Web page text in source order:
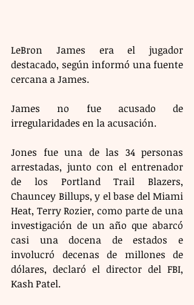
LeBron James era el jugador
destacado, según informó una fuente
cercana a James.
James no fue acusado de
irregularidades en la acusación.
Jones fue una de las 34 personas
arrestadas, junto con el entrenador
de los Portland Trail Blazers,
Chauncey Billups, y el base del Miami
Heat, Terry Rozier, como parte de una
investigación de un año que abarcó
casi una docena de estados e
involucró decenas de millones de
dólares, declaró el director del FBI,
Kash Patel.